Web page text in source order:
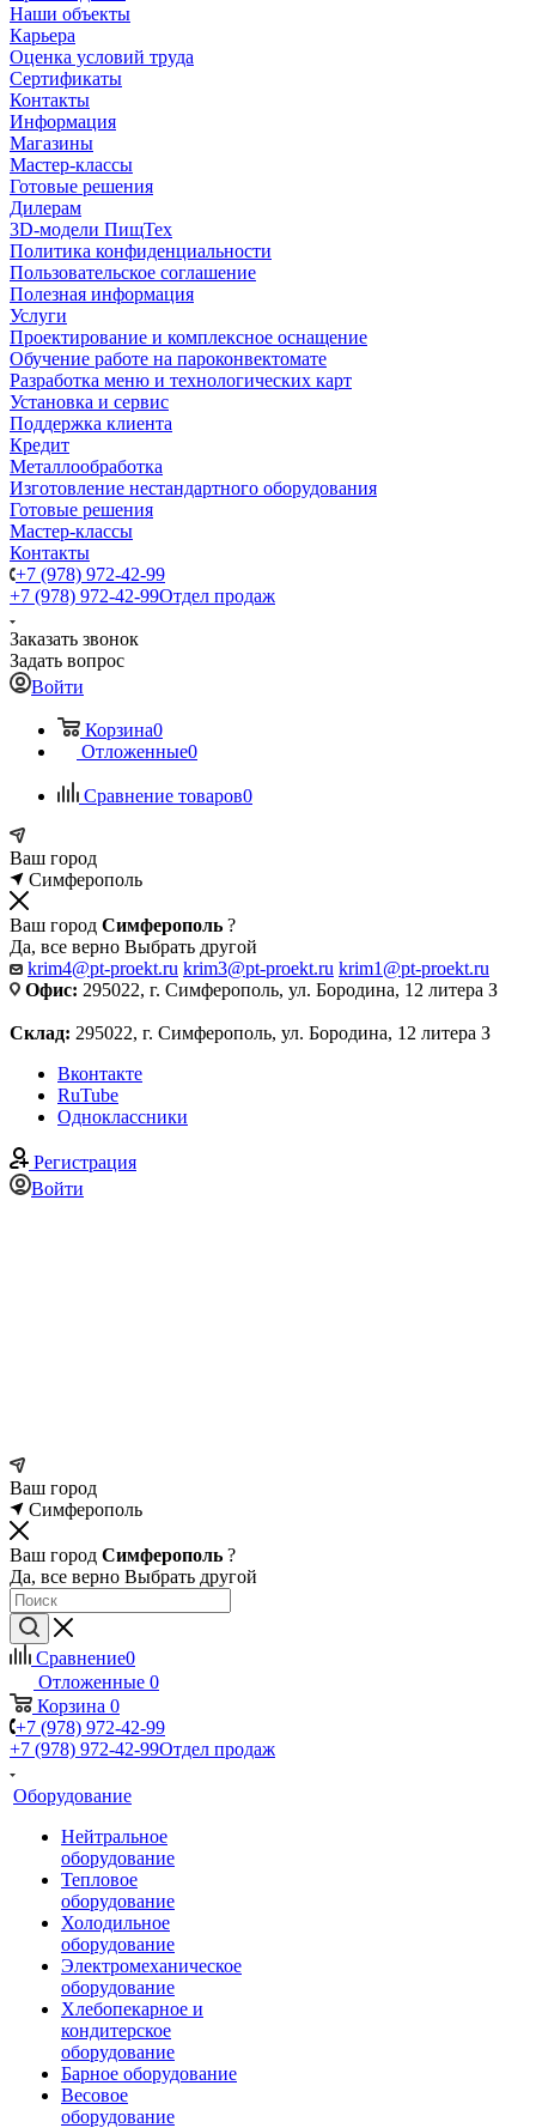
Наши объекты
Карьера
Оценка условий труда
Сертификаты
Контакты
Информация
Магазины
Мастер-классы
Готовые решения
Дилерам
3D-модели ПищТех
Политика конфиденциальности
Пользовательское соглашение
Полезная информация
Услуги
Проектирование и комплексное оснащение
Обучение работе на пароконвектомате
Разработка меню и технологических карт
Установка и сервис
Поддержка клиента
Кредит
Металлообработка
Изготовление нестандартного оборудования
Готовые решения
Мастер-классы
Контакты
+7 (978) 972-42-99
+7 (978) 972-42-99Отдел продаж
Заказать звонок
Задать вопрос
Войти
Корзина0
Отложенные0
Сравнение товаров0
Ваш город
Симферополь
Ваш город Симферополь ?
Да, все верно Выбрать другой
krim4@pt-proekt.ru krim3@pt-proekt.ru krim1@pt-proekt.ru
Офис: 295022, г. Симферополь, ул. Бородина, 12 литера З
Склад: 295022, г. Симферополь, ул. Бородина, 12 литера З
Вконтакте
RuTube
Одноклассники
Регистрация
Войти
Ваш город
Симферополь
Ваш город Симферополь ?
Да, все верно Выбрать другой
Сравнение0
Отложенные 0
Корзина 0
+7 (978) 972-42-99
+7 (978) 972-42-99Отдел продаж
Оборудование
Нейтральное
оборудование
Тепловое
оборудование
Холодильное
оборудование
Электромеханическое
оборудование
Хлебопекарное и
кондитерское
оборудование
Барное оборудование
Весовое
оборудование